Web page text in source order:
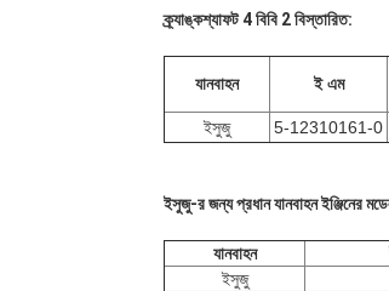
ক্র্যাঙ্কশ্যাফট 4 বিবি 2 বিস্তারিত:
যানবাহন ই এম
ইসুজু
5-12310161-0
ইসুজু-র জন্য প্রধান যানবাহন ইঞ্জিনের
যানবাহন
ইসুজু